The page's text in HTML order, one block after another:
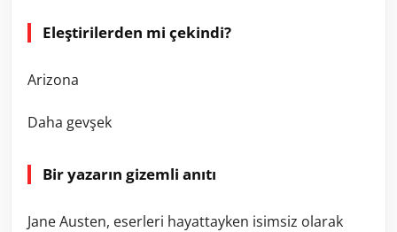
Eleştirilerden mi çekindi?
Arizona
Daha gevşek
Bir yazarın gizemli anıtı
Jane Austen, eserleri hayattayken isimsiz olarak